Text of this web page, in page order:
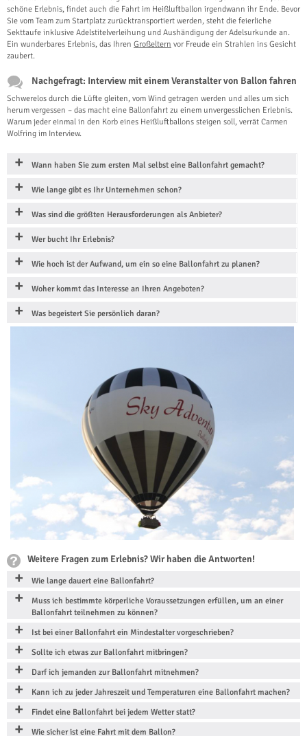
schöne Erlebnis, findet auch die Fahrt im Heißluftballon irgendwann ihr Ende. Bevor
Sie vom Team zum Startplatz zurücktransportiert werden, steht die feierliche
Sekttaufe inklusive Adelstitelverleihung und Aushändigung der Adelsurkunde an.
Ein wunderbares Erlebnis, das Ihren Großeltern vor Freude ein Strahlen ins Gesicht
zaubert.
Nachgefragt: Interview mit einem Veranstalter von Ballon fahren
Schwerelos durch die Lüfte gleiten, vom Wind getragen werden und alles um sich
herum vergessen – das macht eine Ballonfahrt zu einem unvergesslichen Erlebnis.
Warum jeder einmal in den Korb eines Heißluftballons steigen soll, verrät Carmen
Wolfring im Interview.
Wann haben Sie zum ersten Mal selbst eine Ballonfahrt gemacht?
Wie lange gibt es Ihr Unternehmen schon?
Was sind die größten Herausforderungen als Anbieter?
Wer bucht Ihr Erlebnis?
Wie hoch ist der Aufwand, um ein so eine Ballonfahrt zu planen?
Woher kommt das Interesse an Ihren Angeboten?
Was begeistert Sie persönlich daran?
Weitere Fragen zum Erlebnis? Wir haben die Antworten!
Wie lange dauert eine Ballonfahrt?
Muss ich bestimmte körperliche Voraussetzungen erfüllen, um an einer
Ballonfahrt teilnehmen zu können?
Ist bei einer Ballonfahrt ein Mindestalter vorgeschrieben?
Sollte ich etwas zur Ballonfahrt mitbringen?
Darf ich jemanden zur Ballonfahrt mitnehmen?
Kann ich zu jeder Jahreszeit und Temperaturen eine Ballonfahrt machen?
Findet eine Ballonfahrt bei jedem Wetter statt?
Wie sicher ist eine Fahrt mit dem Ballon?